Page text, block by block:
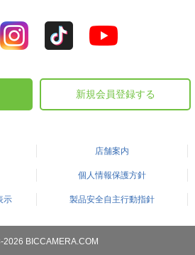
新規会員登録する
店舗案内
個人情報保護方針
示 製品安全自主行動指針
BICCAMERA.COM